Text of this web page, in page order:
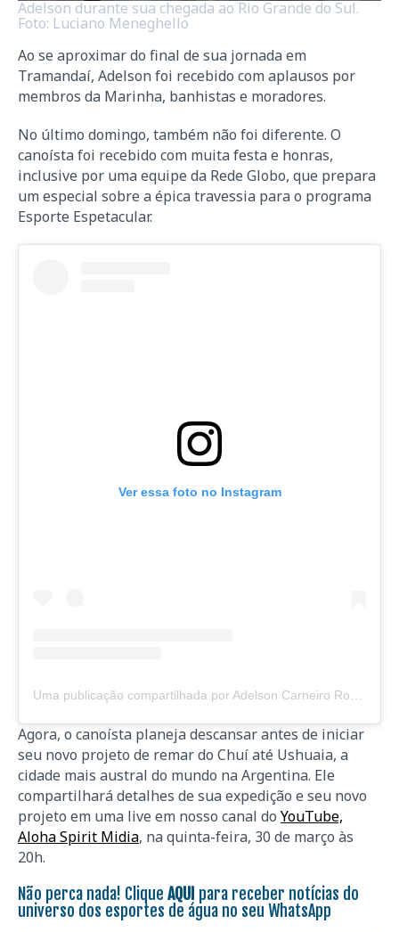
Adelson durante sua chegada ao Rio Grande do Sul.
Foto: Luciano Meneghello
Ao se aproximar do final de sua jornada em
Tramandaí, Adelson foi recebido com aplausos por
membros da Marinha, banhistas e moradores.
No último domingo, também não foi diferente. O
canoísta foi recebido com muita festa e honras,
inclusive por uma equipe da Rede Globo, que prepara
um especial sobre a épica travessia para o programa
Esporte Espetacular.
Ver essa foto no Instagram
Agora, o canoísta planeja descansar antes de iniciar
seu novo projeto de remar do Chuí até Ushuaia, a
cidade mais austral do mundo na Argentina. Ele
compartilhará detalhes de sua expedição e seu novo
projeto em uma live em nosso canal do YouTube,
Aloha Spirit Midia, na quinta-feira, 30 de março às
20h.
Não perca nada! Clique AQUI para receber notícias do
universo dos esportes de água no seu WhatsApp